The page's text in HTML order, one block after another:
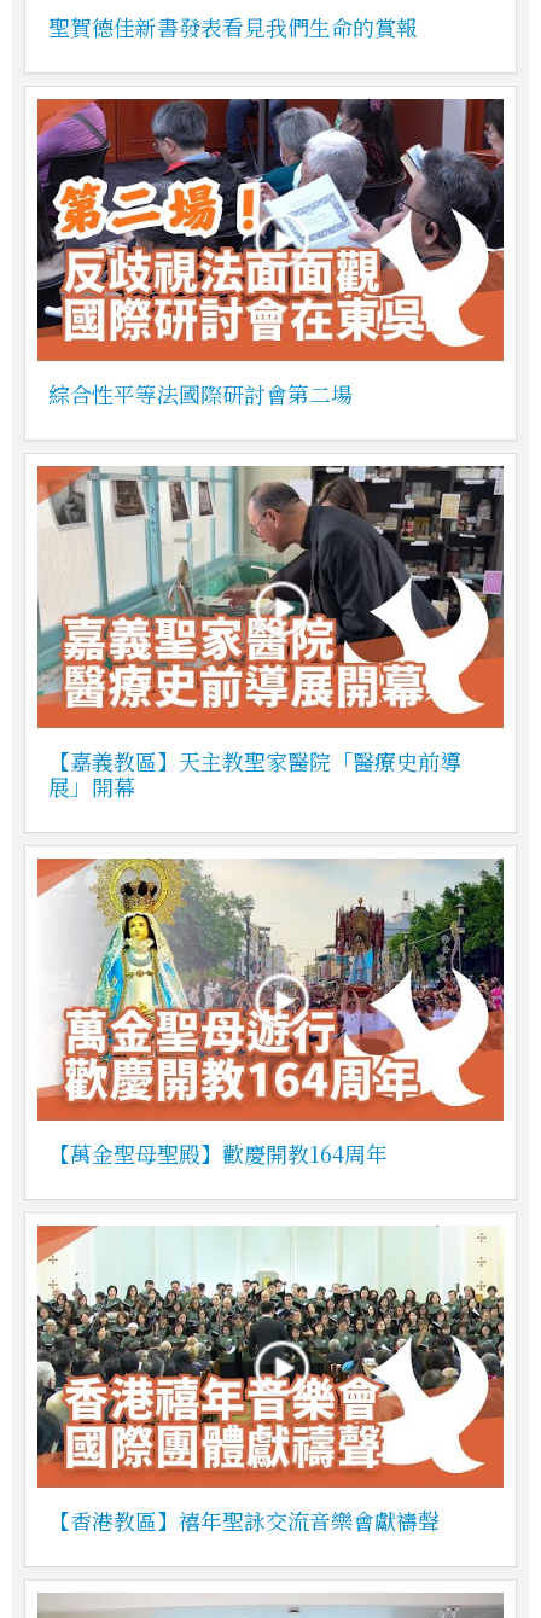
聖賀德佳新書發表看見我們生命的賞報
綜合性平等法國際研討會第二場
【嘉義教區】天主教聖家醫院「醫療史前導
展」開幕
【萬金聖母聖殿】歡慶開教164周年
【香港教區】禧年聖詠交流音樂會獻禱聲